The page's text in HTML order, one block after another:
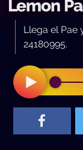
Lemon
Llega el Pae
24180995.